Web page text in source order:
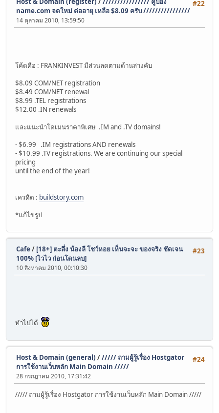
#22
name.com จดใหม่ ต่ออายุ เหลือ $8.09 ครับ ////////////////
14 ตุลาคม 2010, 13:59:50
โค้ดคือ : FRANKINVEST มีส่วนลดตามด้านล่างคับ
$8.09 COM/NET registration
$8.49 COM/NET renewal
$8.99 .TEL registrations
$12.00 .IN renewals
และแนะนำโดเมนราคาพิเศษ .IM and .TV domains!
- $6.99 .IM registrations AND renewals
- $10.99 .TV registrations. We are continuing our special
pricing
until the end of the year!
เครดิต : buildstory.com
*แก้ไขรูป
#23
Cafe/ [18+] ตะลึ่ง น้องลี โชว์หอย เห็นจะจะ ของจริง ชัดเจน
100% [ไวไว ก่อนโดนลบ]
10 สิงหาคม 2010, 00:10:30
ทำไปได้
#24
Host & Domain (general) ////// ถามผู้รู้เรื่อง Hostgator
การใช้งานเว็บหลัก Main Domain /////
28 กรกฎาคม 2010, 17:31:42
///// ถามผู้รู้เรื่อง Hostgator การใช้งานเว็บหลัก Main Domain /////